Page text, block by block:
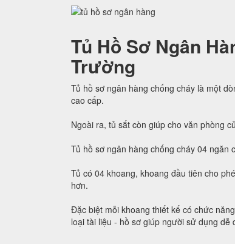
Tủ Hồ Sơ Ngân
Trường
Tủ hồ sơ ngân hàng chống cháy là một
cao cấp.
Ngoài ra, tủ sắt còn giúp cho văn phòng
Tủ hồ sơ ngân hàng chống cháy 04 ngăn
Tủ có 04 khoang, khoang đầu tiên cho
hơn.
Đặc biệt mỗi khoang thiết kế có chức
loại tài liệu - hồ sơ giúp người sử dụng